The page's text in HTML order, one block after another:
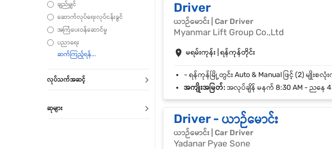
ချည်မျှင်
ဆောက်လုပ်ရေးလုပ်ငန်းခွင်
အကြံပေးဝန်ဆောင်မှု
ပညာရေး
လုပ်သက်အဆင့်
ဆုများ
Driver
ယာဉ်မောင်း | Car Driver
Myanmar Lift Group Co.,Ltd
မရမ်းကုန်း | ရန်ကုန်တိုင်း
အကျိုးအမြတ်: အလုပ်ချိန် မနက် 8:30 AM - ညနေ 4:30
Driver - ယာဉ်မောင်း
ယာဉ်မောင်း | Car Driver
Yadanar Pyae Sone